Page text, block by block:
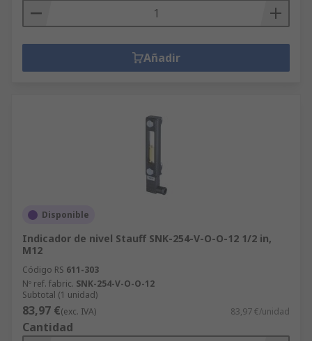
Añadir
Disponible
Indicador de nivel Stauff SNK-254-V-O-O-12 1/2 in,
M12
Código RS 611-303
Nº ref. fabric. SNK-254-V-O-O-12
Subtotal (1 unidad)
83,97 €(exc. IVA) 83,97 €/unidad
Cantidad